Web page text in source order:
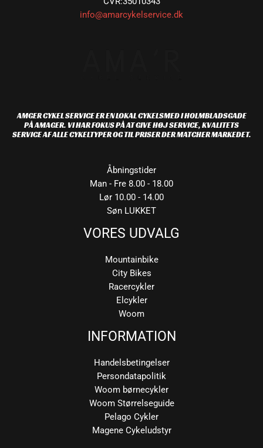
info@amarcykelservice.dk
AMGER CYKEL SERVICE ER EN LOKAL CYKELSMED I HOLMBLADSGADE
PÅ AMAGER. VI HAR FOKUS PÅ AT GIVE HØJ SERVICE, KVALITETS
SERVICE AF ALLE CYKELTYPER OG TIL PRISER DER MATCHER MARKEDET.
Åbningstider
Man - Fre 8.00 - 18.00
Lør 10.00 - 14.00
Søn LUKKET
VORES UDVALG
Mountainbike
City Bikes
Racercykler
Elcykler
Woom
INFORMATION
Handelsbetingelser
Persondatapolitik
Woom børnecykler
Woom Størrelseguide
Pelago Cykler
Magene Cykeludstyr